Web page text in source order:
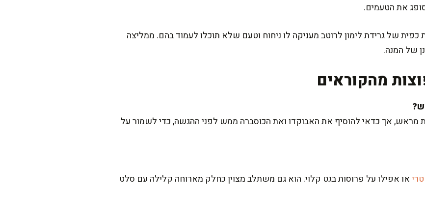
את הטעמים.
של גרידת לימון לרוטב מעניקה לו ניחוח וטעם שלא תוכלו לעמוד בהם. ממליצה
של המנה.
מהקוראים
אך כדאי להוסיף את האבוקדו ואת הכוסברה ממש לפני ההגשה, כדי לשמור על
או אפילו על פרוסות בגט קלוי. הוא גם משתלב מצוין כחלק מארוחה קלילה עם סלט